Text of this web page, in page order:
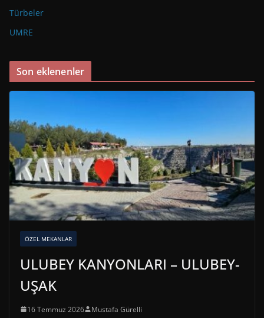
Türbeler
UMRE
Son eklenenler
ÖZEL MEKANLAR
ULUBEY KANYONLARI – ULUBEY-
UŞAK
16 Temmuz 2026 Mustafa Gürelli